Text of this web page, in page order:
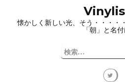
懐かしく新しい光、そう・・・・
「朝」と名
検
索: